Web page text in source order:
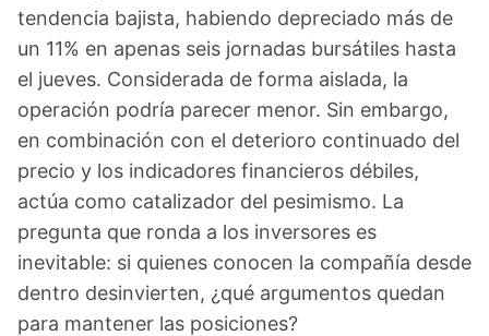
tendencia bajista, habiendo depreciado más de
un 11% en apenas seis jornadas bursátiles hasta
el jueves. Considerada de forma aislada, la
operación podría parecer menor. Sin embargo,
en combinación con el deterioro continuado del
precio y los indicadores financieros débiles,
actúa como catalizador del pesimismo. La
pregunta que ronda a los inversores es
inevitable: si quienes conocen la compañía desde
dentro desinvierten, ¿qué argumentos quedan
para mantener las posiciones?